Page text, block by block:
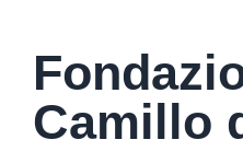
Camillo